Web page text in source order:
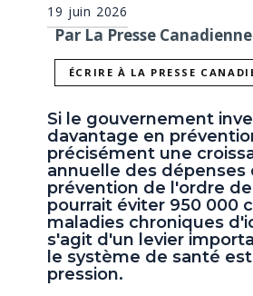
19 juin 2026
Par La Presse Canadienne
ÉCRIRE À LA PRESSE
Si le gouvernement
davantage en
précisément une
annuelle des dépenses
prévention de l'ordre de
pourrait éviter 950 000
maladies chroniques
s'agit d'un levier
le système de santé
pression.